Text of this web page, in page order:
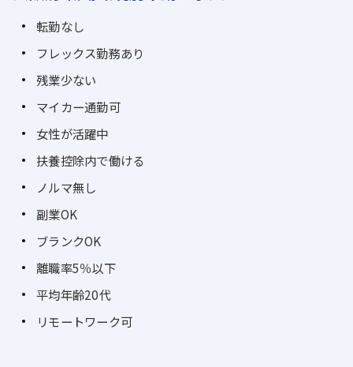
転勤なし
フレックス勤務あり
残業少ない
マイカー通勤可
女性が活躍中
扶養控除内で働ける
ノルマ無し
副業OK
ブランクOK
離職率5％以下
平均年齢20代
リモートワーク可